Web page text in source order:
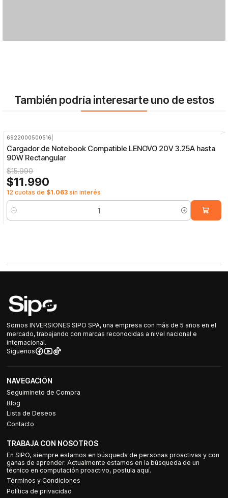
También podría interesarte uno de estos
6922000500516
Cargador de Notebook Compatible LENOVO 20V 3.25A hasta
90W Rectangular
$15.990
$11.990
12 cuotas de $1.063 sin interés
Cantidad
Somos INVERSIONES SIPO SPA, una empresa con más de 5 años en el
mercado, trabajando con marcas reconocidas a nivel nacional e
internacional.
Síguenos
NAVEGACIÓN
Seguimineto de Compra
Blog
Lista de Deseos
Contacto
TRABAJA CON NOSOTROS
En SIPO, siempre estamos en búsqueda de personas proactivas y con
ganas de aprender. Actualmente estamos en la búsqueda de un
técnico en computación proactivo, postula aquí.
Términos y Condiciones
Política de privacidad